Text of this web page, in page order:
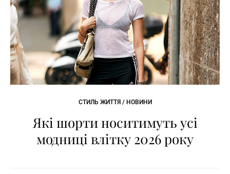
СТИЛЬ ЖИТТЯ / НОВИНИ
Які шорти носитимуть усі
модниці влітку 2026 року